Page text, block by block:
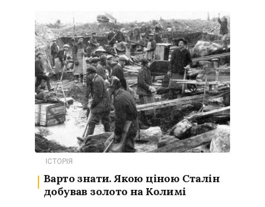
ІСТОРІЯ
Варто знати. Якою ціною Сталін
добував золото на Колимі